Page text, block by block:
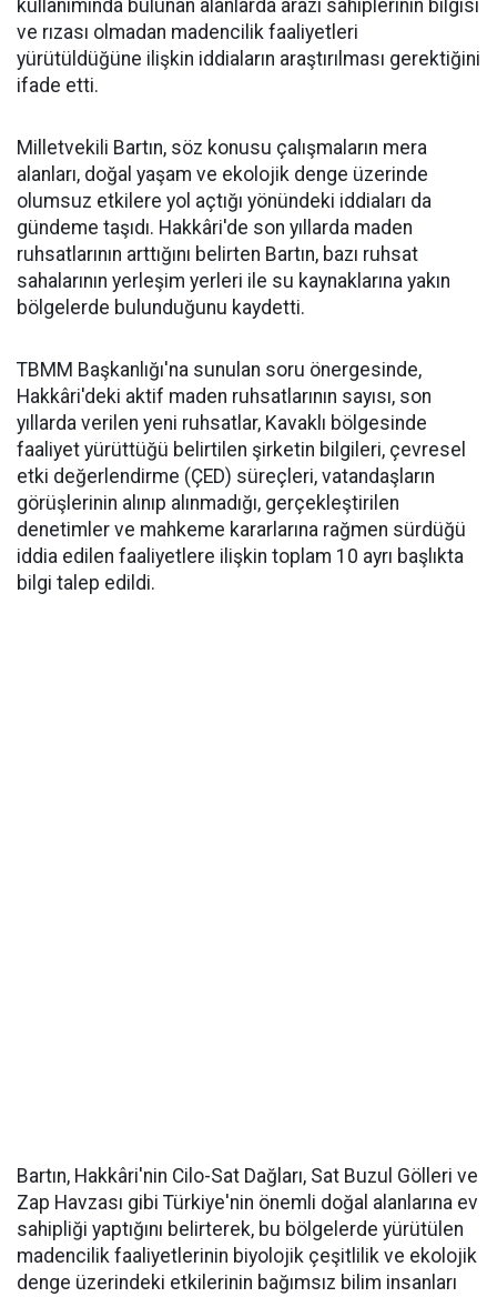
kullanımında bulunan alanlarda arazi sahiplerinin bilgisi
ve rızası olmadan madencilik faaliyetleri
yürütüldüğüne ilişkin iddiaların araştırılması gerektiğini
ifade etti.
Milletvekili Bartın, söz konusu çalışmaların mera
alanları, doğal yaşam ve ekolojik denge üzerinde
olumsuz etkilere yol açtığı yönündeki iddiaları da
gündeme taşıdı. Hakkâri'de son yıllarda maden
ruhsatlarının arttığını belirten Bartın, bazı ruhsat
sahalarının yerleşim yerleri ile su kaynaklarına yakın
bölgelerde bulunduğunu kaydetti.
TBMM Başkanlığı'na sunulan soru önergesinde,
Hakkâri'deki aktif maden ruhsatlarının sayısı, son
yıllarda verilen yeni ruhsatlar, Kavaklı bölgesinde
faaliyet yürüttüğü belirtilen şirketin bilgileri, çevresel
etki değerlendirme (ÇED) süreçleri, vatandaşların
görüşlerinin alınıp alınmadığı, gerçekleştirilen
denetimler ve mahkeme kararlarına rağmen sürdüğü
iddia edilen faaliyetlere ilişkin toplam 10 ayrı başlıkta
bilgi talep edildi.
Bartın, Hakkâri'nin Cilo-Sat Dağları, Sat Buzul Gölleri ve
Zap Havzası gibi Türkiye'nin önemli doğal alanlarına ev
sahipliği yaptığını belirterek, bu bölgelerde yürütülen
madencilik faaliyetlerinin biyolojik çeşitlilik ve ekolojik
denge üzerindeki etkilerinin bağımsız bilim insanları